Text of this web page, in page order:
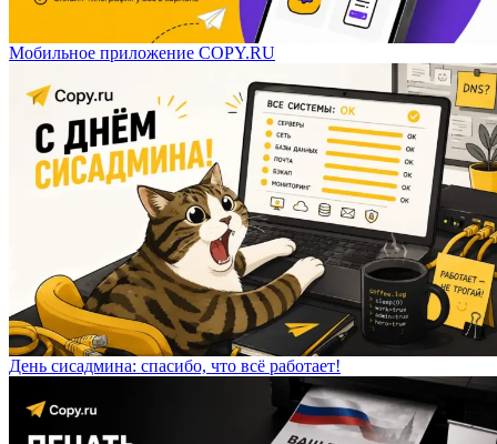
Мобильное приложение COPY.RU
День сисадмина: спасибо, что всё работает!